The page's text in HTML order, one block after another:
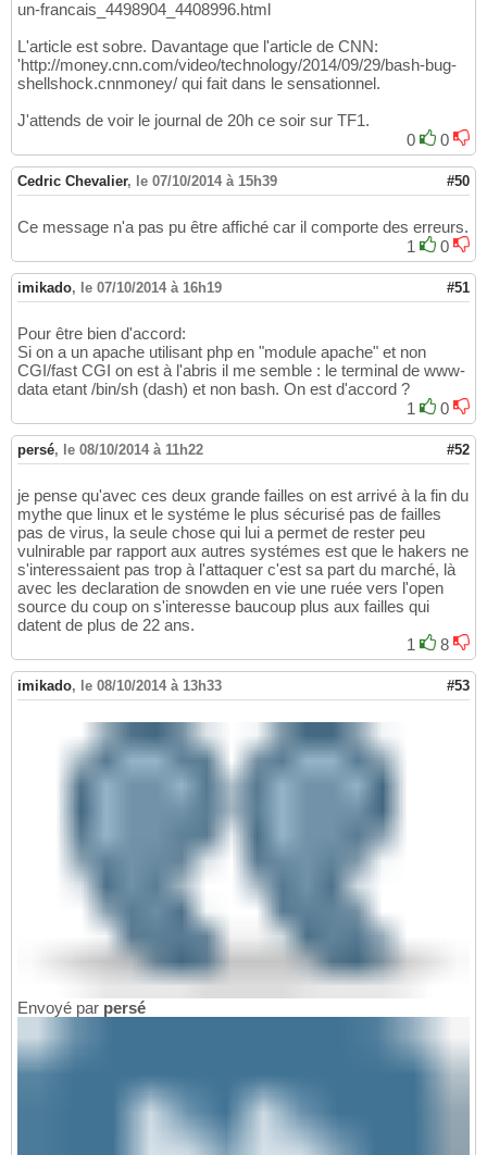
un-francais_4498904_4408996.html
L'article est sobre. Davantage que l'article de CNN:
'http://money.cnn.com/video/technology/2014/09/29/bash-bug-
shellshock.cnnmoney/ qui fait dans le sensationnel.
J'attends de voir le journal de 20h ce soir sur TF1.
0
0
Cedric Chevalier, le 07/10/2014 à 15h39 #50
Ce message n'a pas pu être affiché car il comporte des erreurs.
1
0
imikado, le 07/10/2014 à 16h19 #51
Pour être bien d'accord:
Si on a un apache utilisant php en "module apache" et non
CGI/fast CGI on est à l'abris il me semble : le terminal de www-
data etant /bin/sh (dash) et non bash. On est d'accord ?
1
0
persé, le 08/10/2014 à 11h22 #52
je pense qu'avec ces deux grande failles on est arrivé à la fin du
mythe que linux et le systéme le plus sécurisé pas de failles
pas de virus, la seule chose qui lui a permet de rester peu
vulnirable par rapport aux autres systémes est que le hakers ne
s'interessaient pas trop à l'attaquer c'est sa part du marché, là
avec les declaration de snowden en vie une ruée vers l'open
source du coup on s'interesse baucoup plus aux failles qui
datent de plus de 22 ans.
1
8
imikado, le 08/10/2014 à 13h33 #53
Envoyé par persé